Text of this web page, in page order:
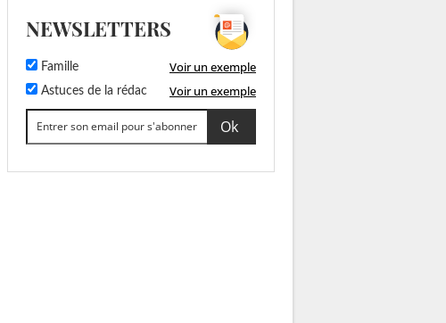
NEWSLETTERS
Famille Voir un exemple
Astuces de la rédac Voir un exemple